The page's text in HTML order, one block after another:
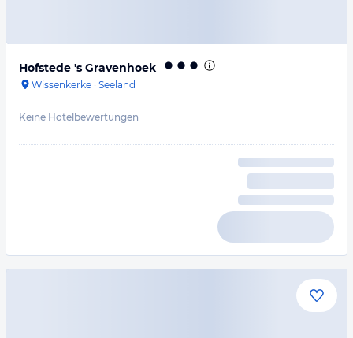
Hofstede 's Gravenhoek
Wissenkerke · Seeland
Keine Hotelbewertungen